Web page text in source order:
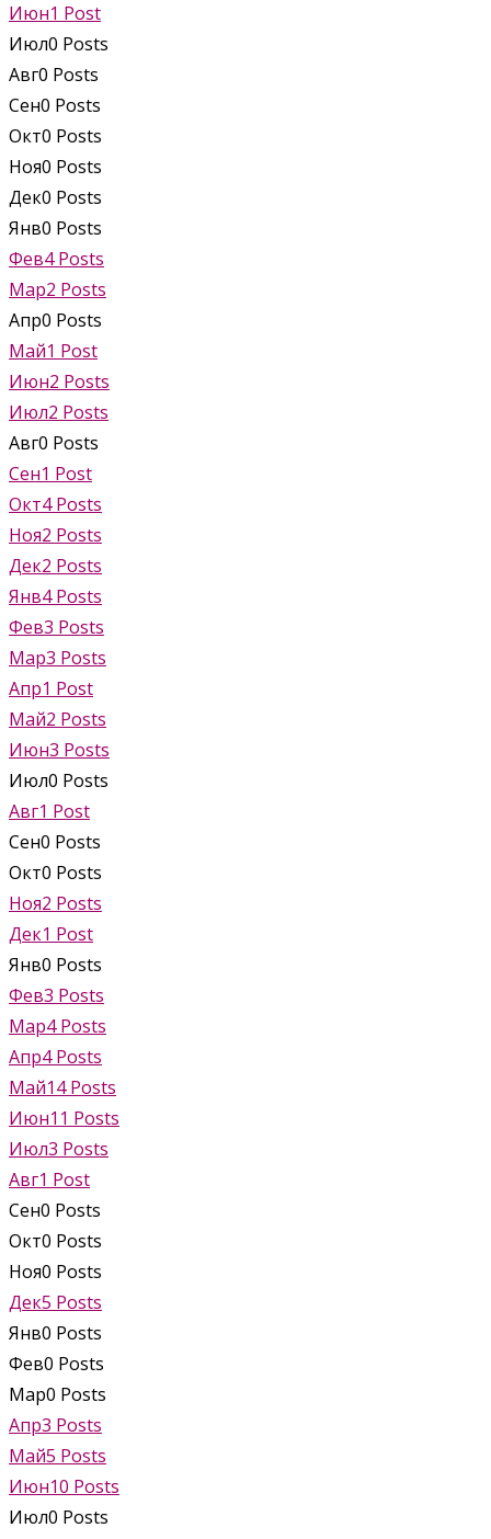
Июн1 Post
Июл0 Posts
Авг0 Posts
Сен0 Posts
Окт0 Posts
Ноя0 Posts
Дек0 Posts
Янв0 Posts
Фев4 Posts
Мар2 Posts
Апр0 Posts
Май1 Post
Июн2 Posts
Июл2 Posts
Авг0 Posts
Сен1 Post
Окт4 Posts
Ноя2 Posts
Дек2 Posts
Янв4 Posts
Фев3 Posts
Мар3 Posts
Апр1 Post
Май2 Posts
Июн3 Posts
Июл0 Posts
Авг1 Post
Сен0 Posts
Окт0 Posts
Ноя2 Posts
Дек1 Post
Янв0 Posts
Фев3 Posts
Мар4 Posts
Апр4 Posts
Май14 Posts
Июн11 Posts
Июл3 Posts
Авг1 Post
Сен0 Posts
Окт0 Posts
Ноя0 Posts
Дек5 Posts
Янв0 Posts
Фев0 Posts
Мар0 Posts
Апр3 Posts
Май5 Posts
Июн10 Posts
Июл0 Posts